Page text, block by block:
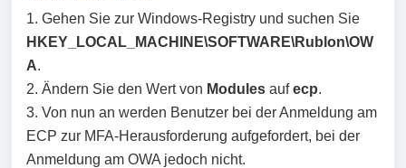
1. Gehen Sie zur Windows-Registry und suchen Sie
HKEY_LOCAL_MACHINE\SOFTWARE\Rublon\OW
A.
2. Ändern Sie den Wert von Modules aufecp.
3. Von nun an werden Benutzer bei der Anmeldung am
ECP zur MFA-Herausforderung aufgefordert, bei der
Anmeldung am OWA jedoch nicht.